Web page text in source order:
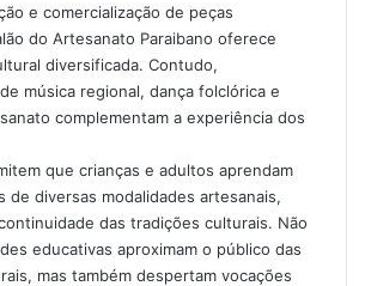
e comercialização de peças
do Artesanato Paraibano oferece
diversificada. Contudo,
música regional, dança folclórica e
complementam a experiência dos
que crianças e adultos aprendam
de diversas modalidades artesanais,
das tradições culturais. Não
educativas aproximam o público das
mas também despertam vocações